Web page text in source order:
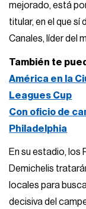
mejorado, está
titular, en el que
Canales, líder del
También te
América en la
Leagues Cup
Con oficio de
Philadelphia
En su estadio, los
Demichelis
locales para
decisiva del